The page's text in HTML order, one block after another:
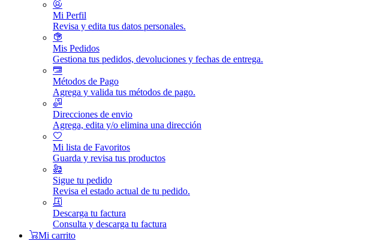
Mi Perfil
Revisa y edita tus datos personales.
Mis Pedidos
Gestiona tus pedidos, devoluciones y fechas de entrega.
Métodos de Pago
Agrega y valida tus métodos de pago.
Direcciones de envio
Agrega, edita y/o elimina una dirección
Mi lista de Favoritos
Guarda y revisa tus productos
Sigue tu pedido
Revisa el estado actual de tu pedido.
Descarga tu factura
Consulta y descarga tu factura
Mi carrito